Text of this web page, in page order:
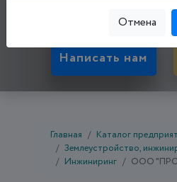
Саксаганский р-н, ул.
Написать нам
Главная
Каталог
Землеустройство,
Инжиниринг
ООО
Отмена